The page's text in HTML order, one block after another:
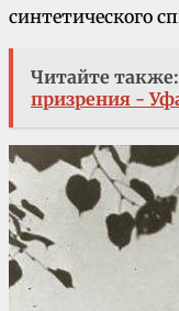
синтетического
Читайте также:
призрения -